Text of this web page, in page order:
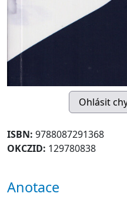
ISBN: 9788087291368
OKCZID: 129780838
Anotace